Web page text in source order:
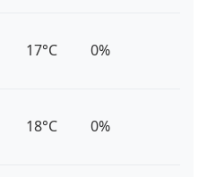
17°C 0%
18°C 0%